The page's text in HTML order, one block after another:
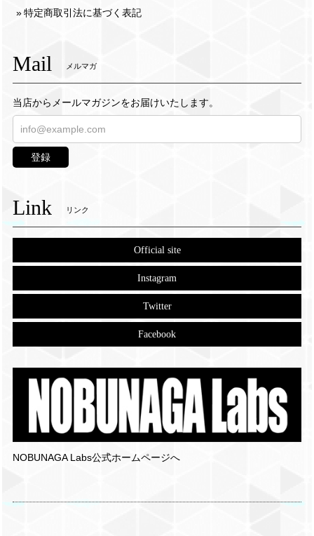
特定商取引法に基づく表記
Mail メルマガ
当店からメールマガジンをお届けいたします。
登録
Link リンク
Official site
Instagram
Twitter
Facebook
NOBUNAGA Labs公式ホームページへ